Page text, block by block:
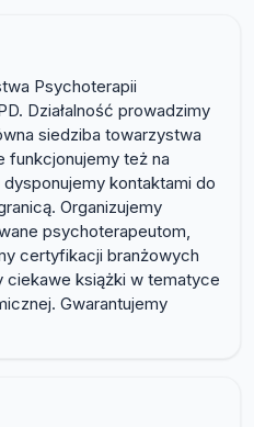
Psychoterapii
Działalność prowadzimy
siedziba towarzystwa
funkcjonujemy też na
kontaktami do
Organizujemy
psychoterapeutom,
certyfikacji branżowych
ciekawe książki w tematyce
Gwarantujemy